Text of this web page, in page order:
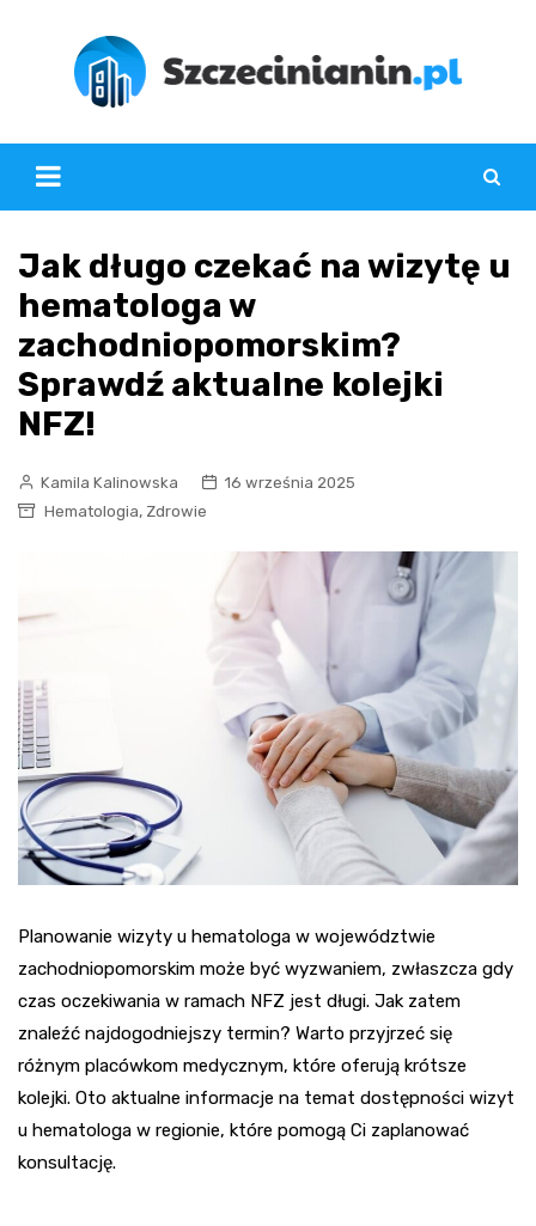
Jak długo czekać na wizytę u
hematologa w
zachodniopomorskim?
Sprawdź aktualne kolejki
NFZ!
Kamila Kalinowska
16 września 2025
Hematologia, Zdrowie
Planowanie wizyty u hematologa w województwie
zachodniopomorskim może być wyzwaniem, zwłaszcza gdy
czas oczekiwania w ramach NFZ jest długi. Jak zatem
znaleźć najdogodniejszy termin? Warto przyjrzeć się
różnym placówkom medycznym, które oferują krótsze
kolejki. Oto aktualne informacje na temat dostępności wizyt
u hematologa w regionie, które pomogą Ci zaplanować
konsultację.